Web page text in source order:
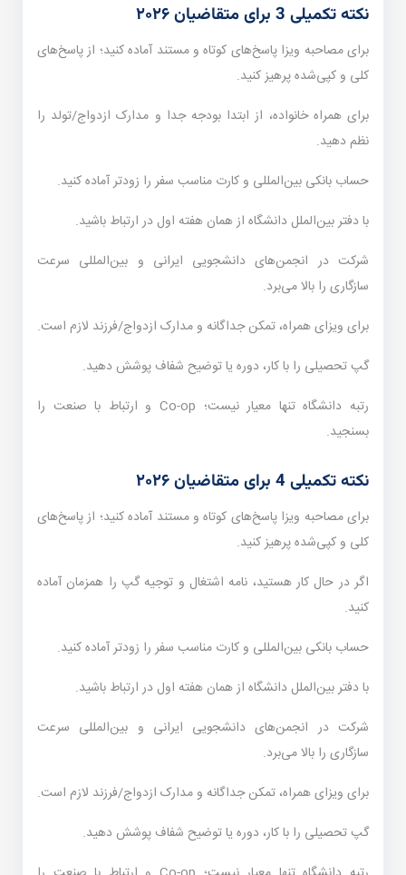
نکته تکمیلی 3 برای متقاضیان ۲۰۲۶
برای مصاحبه ویزا پاسخ‌های کوتاه و مستند آماده کنید؛ از پاسخ‌های
کلی و کپی‌شده پرهیز کنید.
برای همراه خانواده، از ابتدا بودجه جدا و مدارک ازدواج/تولد را
نظم دهید.
حساب بانکی بین‌المللی و کارت مناسب سفر را زودتر آماده کنید.
با دفتر بین‌الملل دانشگاه از همان هفته اول در ارتباط باشید.
شرکت در انجمن‌های دانشجویی ایرانی و بین‌المللی سرعت
سازگاری را بالا می‌برد.
برای ویزای همراه، تمکن جداگانه و مدارک ازدواج/فرزند لازم است.
گپ تحصیلی را با کار، دوره یا توضیح شفاف پوشش دهید.
رتبه دانشگاه تنها معیار نیست؛ Co-op و ارتباط با صنعت را
بسنجید.
نکته تکمیلی 4 برای متقاضیان ۲۰۲۶
برای مصاحبه ویزا پاسخ‌های کوتاه و مستند آماده کنید؛ از پاسخ‌های
کلی و کپی‌شده پرهیز کنید.
اگر در حال کار هستید، نامه اشتغال و توجیه گپ را همزمان آماده
کنید.
حساب بانکی بین‌المللی و کارت مناسب سفر را زودتر آماده کنید.
با دفتر بین‌الملل دانشگاه از همان هفته اول در ارتباط باشید.
شرکت در انجمن‌های دانشجویی ایرانی و بین‌المللی سرعت
سازگاری را بالا می‌برد.
برای ویزای همراه، تمکن جداگانه و مدارک ازدواج/فرزند لازم است.
گپ تحصیلی را با کار، دوره یا توضیح شفاف پوشش دهید.